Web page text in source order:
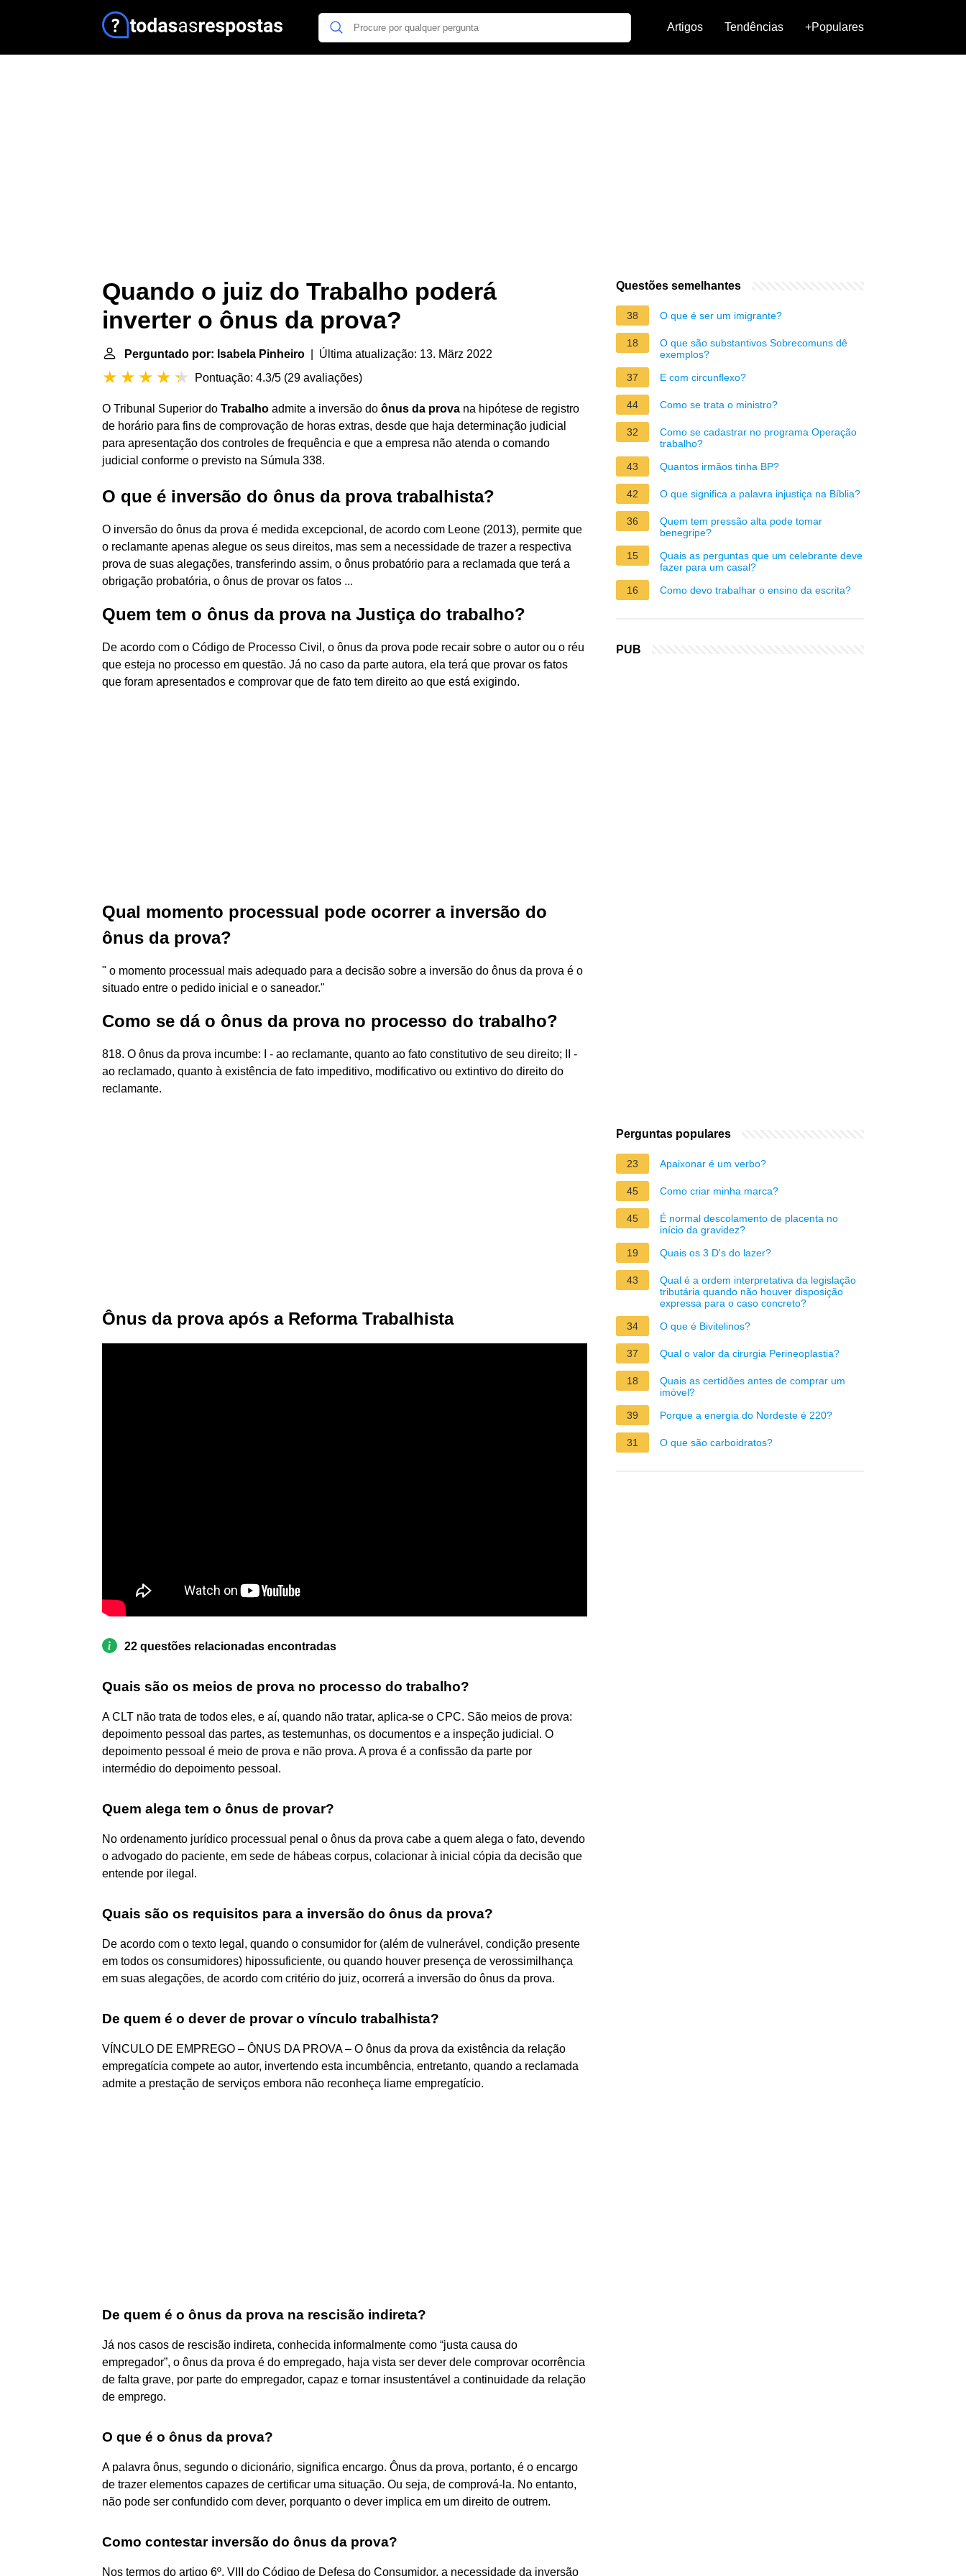
Artigos Tendências +Populares
Quando o juiz do Trabalho poderá
inverter o ônus da prova?
Perguntado por: Isabela Pinheiro | Última atualização: 13. März 2022
Pontuação: 4.3/5 (29 avaliações)
O Tribunal Superior do Trabalho admite a inversão do ônus da prova na hipótese de registro
de horário para fins de comprovação de horas extras, desde que haja determinação judicial
para apresentação dos controles de frequência e que a empresa não atenda o comando
judicial conforme o previsto na Súmula 338.
O que é inversão do ônus da prova trabalhista?
O inversão do ônus da prova é medida excepcional, de acordo com Leone (2013), permite que
o reclamante apenas alegue os seus direitos, mas sem a necessidade de trazer a respectiva
prova de suas alegações, transferindo assim, o ônus probatório para a reclamada que terá a
obrigação probatória, o ônus de provar os fatos ...
Quem tem o ônus da prova na Justiça do trabalho?
De acordo com o Código de Processo Civil, o ônus da prova pode recair sobre o autor ou o réu
que esteja no processo em questão. Já no caso da parte autora, ela terá que provar os fatos
que foram apresentados e comprovar que de fato tem direito ao que está exigindo.
Qual momento processual pode ocorrer a inversão do
ônus da prova?
" o momento processual mais adequado para a decisão sobre a inversão do ônus da prova é o
situado entre o pedido inicial e o saneador."
Como se dá o ônus da prova no processo do trabalho?
818. O ônus da prova incumbe: I - ao reclamante, quanto ao fato constitutivo de seu direito; II -
ao reclamado, quanto à existência de fato impeditivo, modificativo ou extintivo do direito do
reclamante.
Ônus da prova após a Reforma Trabalhista
22 questões relacionadas encontradas
Quais são os meios de prova no processo do trabalho?
A CLT não trata de todos eles, e aí, quando não tratar, aplica-se o CPC. São meios de prova:
depoimento pessoal das partes, as testemunhas, os documentos e a inspeção judicial. O
depoimento pessoal é meio de prova e não prova. A prova é a confissão da parte por
intermédio do depoimento pessoal.
Quem alega tem o ônus de provar?
No ordenamento jurídico processual penal o ônus da prova cabe a quem alega o fato, devendo
o advogado do paciente, em sede de hábeas corpus, colacionar à inicial cópia da decisão que
entende por ilegal.
Quais são os requisitos para a inversão do ônus da prova?
De acordo com o texto legal, quando o consumidor for (além de vulnerável, condição presente
em todos os consumidores) hipossuficiente, ou quando houver presença de verossimilhança
em suas alegações, de acordo com critério do juiz, ocorrerá a inversão do ônus da prova.
De quem é o dever de provar o vínculo trabalhista?
VÍNCULO DE EMPREGO – ÔNUS DA PROVA – O ônus da prova da existência da relação
empregatícia compete ao autor, invertendo esta incumbência, entretanto, quando a reclamada
admite a prestação de serviços embora não reconheça liame empregatício.
De quem é o ônus da prova na rescisão indireta?
Já nos casos de rescisão indireta, conhecida informalmente como “justa causa do
empregador”, o ônus da prova é do empregado, haja vista ser dever dele comprovar ocorrência
de falta grave, por parte do empregador, capaz e tornar insustentável a continuidade da relação
de emprego.
O que é o ônus da prova?
A palavra ônus, segundo o dicionário, significa encargo. Ônus da prova, portanto, é o encargo
de trazer elementos capazes de certificar uma situação. Ou seja, de comprová-la. No entanto,
não pode ser confundido com dever, porquanto o dever implica em um direito de outrem.
Como contestar inversão do ônus da prova?
Nos termos do artigo 6º, VIII do Código de Defesa do Consumidor, a necessidade da inversão
Questões semelhantes
38 O que é ser um imigrante?
18
O que são substantivos Sobrecomuns dê
exemplos?
37
E com circunflexo?
44 Como se trata o ministro?
32
Como se cadastrar no programa Operação
trabalho?
43
Quantos irmãos tinha BP?
42 O que significa a palavra injustiça na Bíblia?
36
Quem tem pressão alta pode tomar
benegripe?
15
Quais as perguntas que um celebrante deve
fazer para um casal?
16
Como devo trabalhar o ensino da escrita?
PUB
Perguntas populares
23 Apaixonar é um verbo?
45 Como criar minha marca?
45
É normal descolamento de placenta no
início da gravidez?
19
Quais os 3 D's do lazer?
43
Qual é a ordem interpretativa da legislação
tributária quando não houver disposição
expressa para o caso concreto?
34
O que é Bivitelinos?
37 Qual o valor da cirurgia Perineoplastia?
18
Quais as certidões antes de comprar um
imóvel?
39
Porque a energia do Nordeste é 220?
31 O que são carboidratos?